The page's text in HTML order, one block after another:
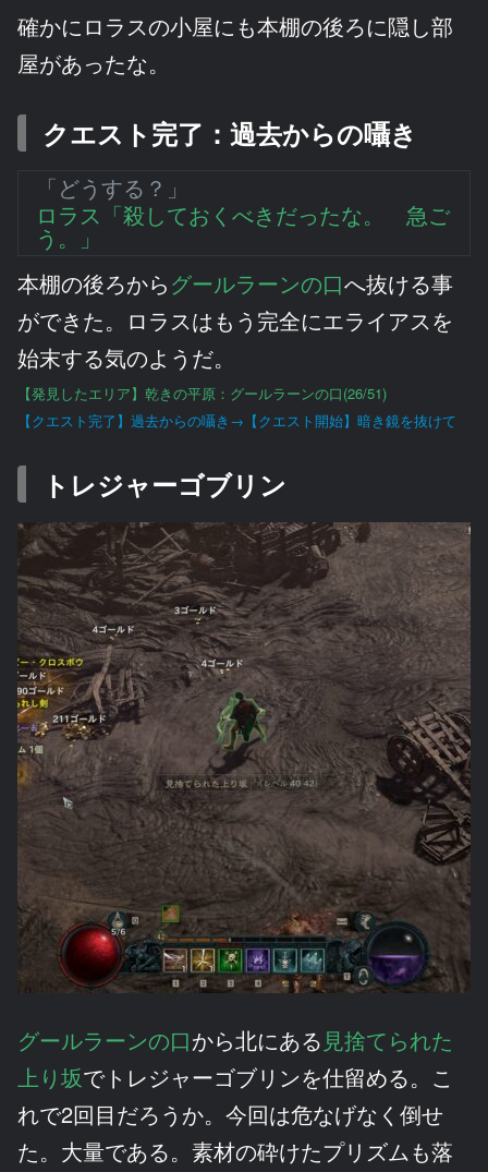
確かにロラスの小屋にも本棚の後ろに隠し部
屋があったな。
クエスト完了：過去からの囁き
「どうする？」
ロラス「殺しておくべきだったな。 急ご
う。」
本棚の後ろからグールラーンの口へ抜ける事
ができた。ロラスはもう完全にエライアスを
始末する気のようだ。
【発見したエリア】乾きの平原：グールラーンの口(26/51)
【クエスト完了】過去からの囁き→【クエスト開始】暗き鏡を抜けて
トレジャーゴブリン
グールラーンの口から北にある 見捨てられた
上り坂でトレジャーゴブリンを仕留める。こ
れで2回目だろうか。今回は危なげなく倒せ
た。大量である。素材の砕けたプリズムも落